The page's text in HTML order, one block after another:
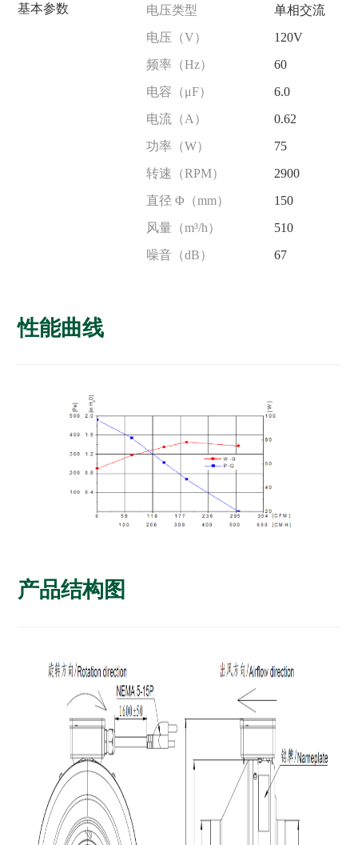
基本参数 电压类型
单相交流
电压（V）
120V
频率（Hz）
60
电容（μF）
6.0
电流（A）
0.62
功率（W）
75
转速（RPM）
2900
直径 Φ（mm）
150
风量（m³/h）
510
噪音（dB）
67
性能曲线
产品结构图